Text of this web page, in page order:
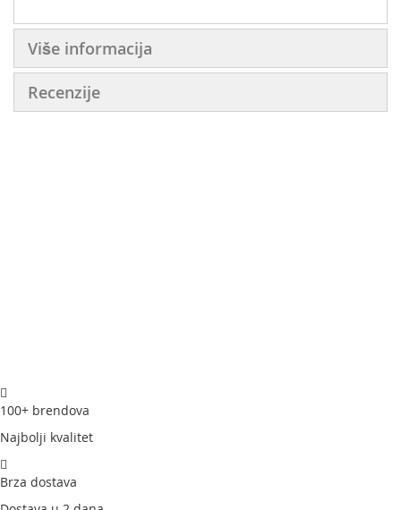
Više informacija
Recenzije
100+ brendova
Najbolji kvalitet
Brza dostava